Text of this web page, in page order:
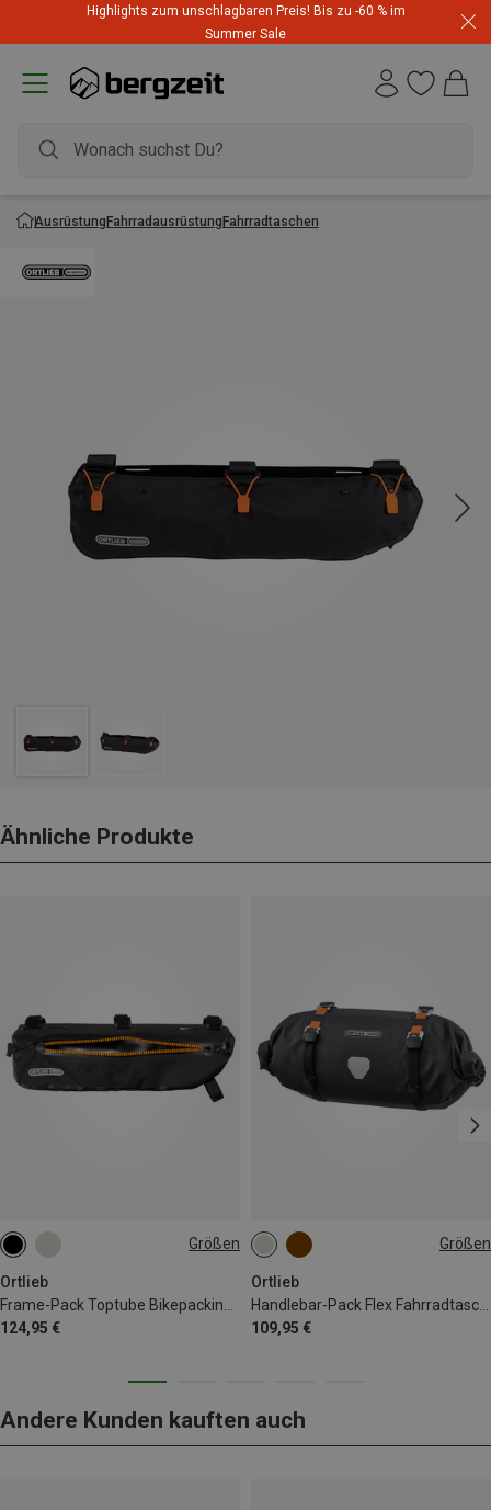
Highlights zum unschlagbaren Preis! Bis zu -60 % im
Summer Sale
AusrüstungFahrradausrüstungFahrradtaschen
Ähnliche Produkte
Größen
Ortlieb
124,95 €
4L Größen
Ortlieb
109,95 €
9L
Andere Kunden kauften auch